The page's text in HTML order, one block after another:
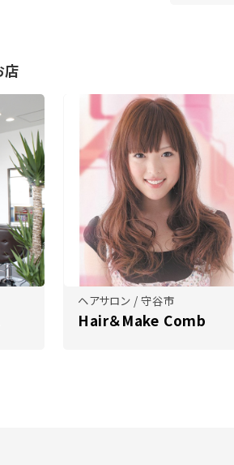
店
ヘアサロン / 守谷市
Hair＆Make Comb